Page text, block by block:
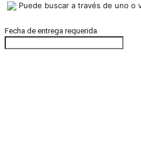
Puede buscar a través de uno o
Fecha de entrega requerida